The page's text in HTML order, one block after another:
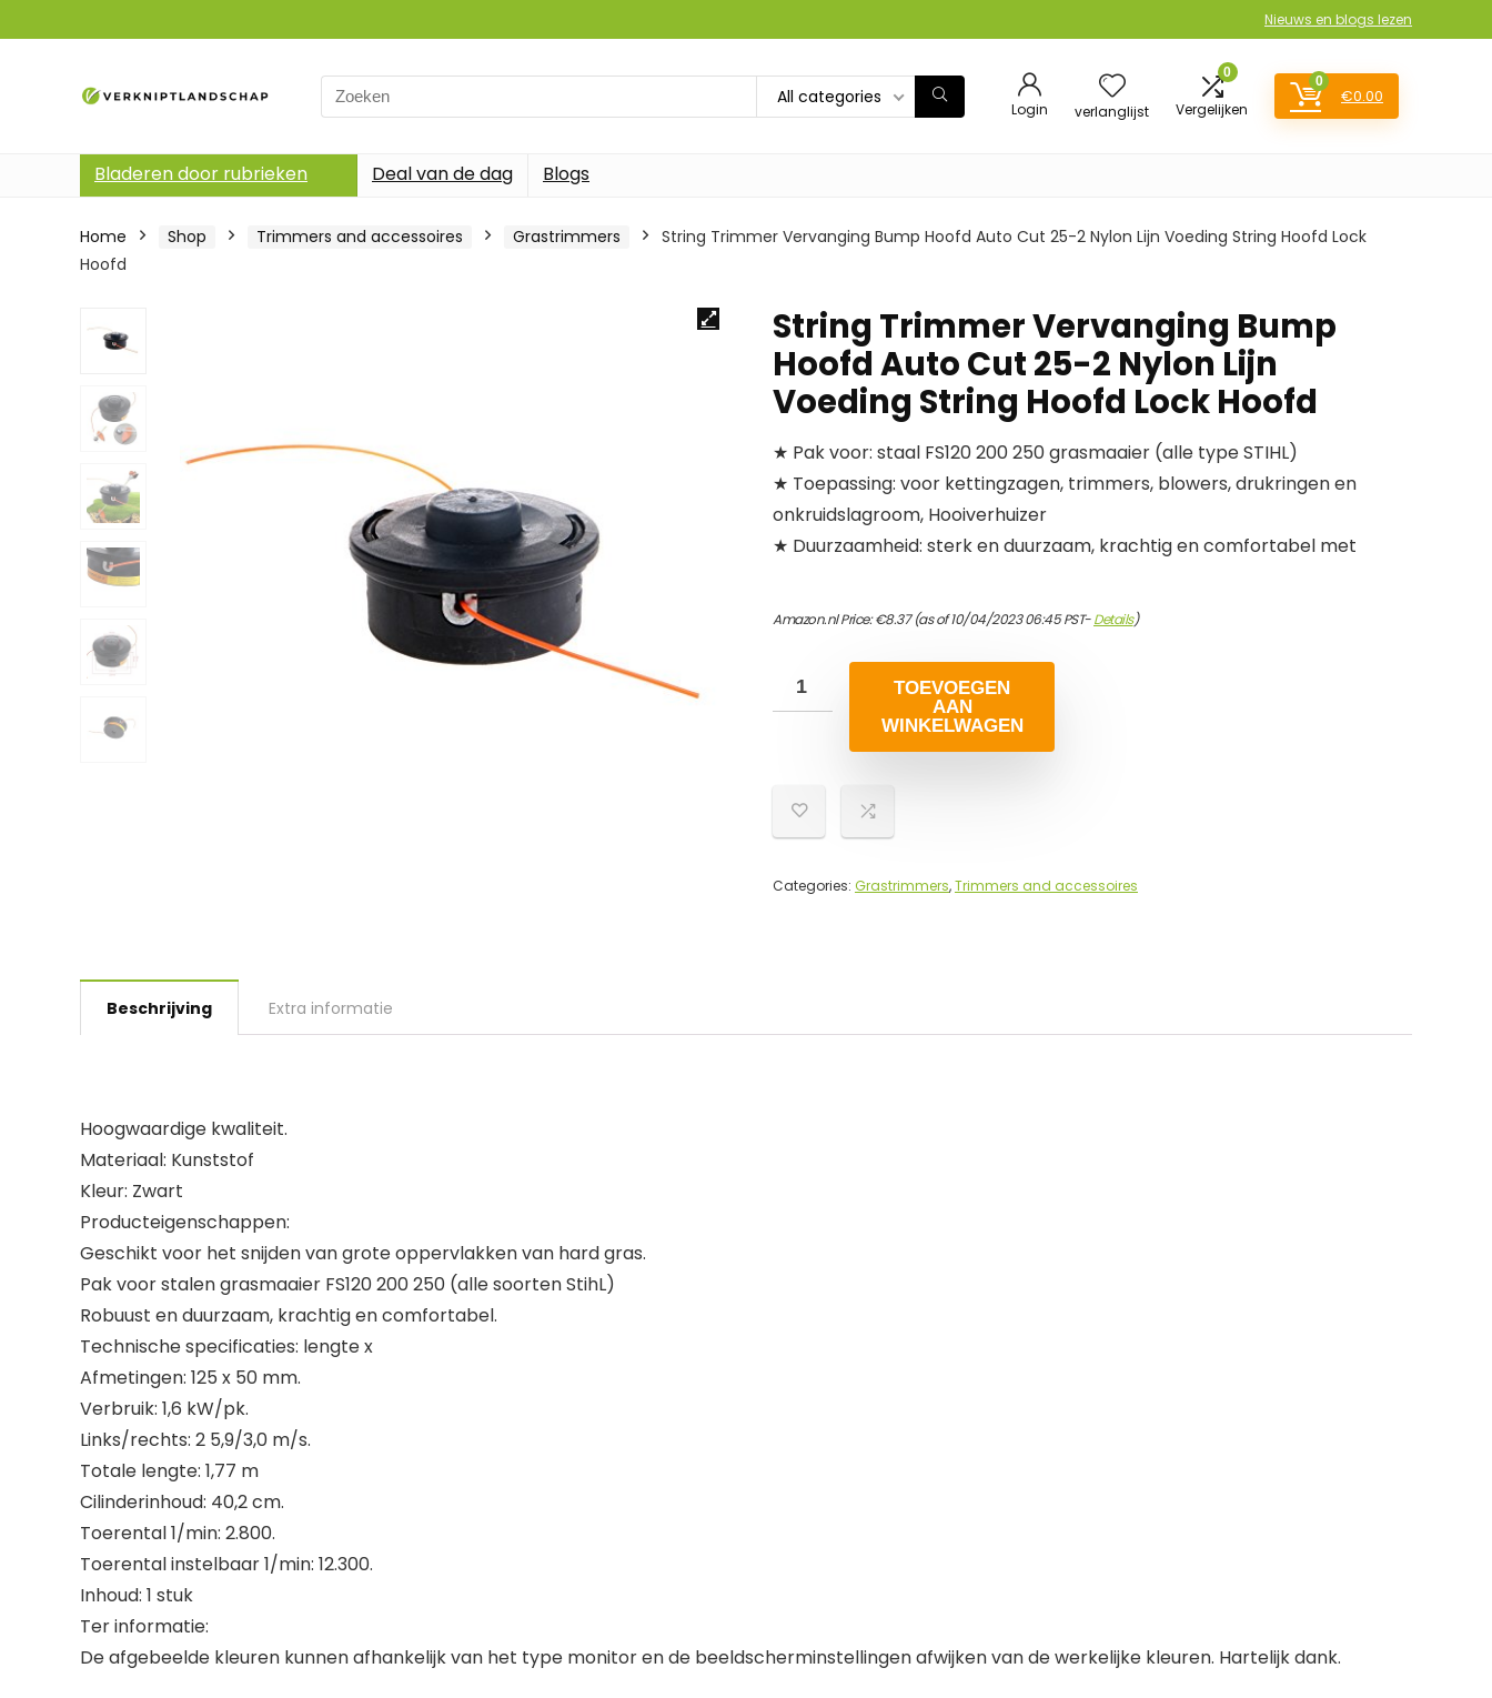
Nieuws en blogs lezen
Search
for:
All categories
Login verlanglijst
0
Vergelijken
0
€0.00
Bladeren door rubrieken Deal van de dag Blogs
Home Shop Trimmers and accessoires Grastrimmers
String Trimmer Vervanging Bump Hoofd Auto Cut 25-2 Nylon Lijn Voeding String Hoofd Lock
Hoofd
String Trimmer Vervanging Bump
Hoofd Auto Cut 25-2 Nylon Lijn
Voeding String Hoofd Lock Hoofd
★ Pak voor: staal FS120 200 250 grasmaaier (alle type STIHL)
★ Toepassing: voor kettingzagen, trimmers, blowers, drukringen en
onkruidslagroom, Hooiverhuizer
★ Duurzaamheid: sterk en duurzaam, krachtig en comfortabel met
Amazon.nl Price:€8.37(as of 10/04/2023 06:45 PST-Details)
TOEVOEGEN
AAN
WINKELWAGEN
Categories: Grastrimmers,Trimmers and accessoires
Beschrijving Extra informatie
Hoogwaardige kwaliteit.
Materiaal: Kunststof
Kleur: Zwart
Producteigenschappen:
Geschikt voor het snijden van grote oppervlakken van hard gras.
Pak voor stalen grasmaaier FS120 200 250 (alle soorten StihL)
Robuust en duurzaam, krachtig en comfortabel.
Technische specificaties: lengte x
Afmetingen: 125 x 50 mm.
Verbruik: 1,6 kW/pk.
Links/rechts: 2 5,9/3,0 m/s.
Totale lengte: 1,77 m
Cilinderinhoud: 40,2 cm.
Toerental 1/min: 2.800.
Toerental instelbaar 1/min: 12.300.
Inhoud: 1 stuk
Ter informatie:
De afgebeelde kleuren kunnen afhankelijk van het type monitor en de beeldscherminstellingen afwijken van de werkelijke kleuren. Hartelijk dank.